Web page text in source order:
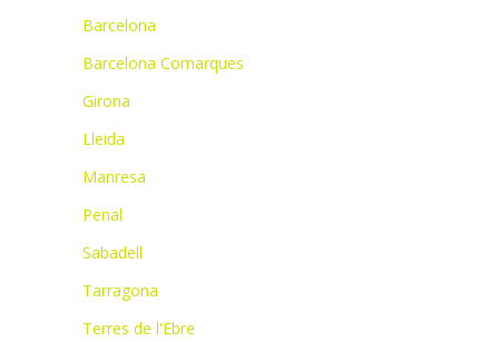
Barcelona
Barcelona Comarques
Girona
Lleida
Manresa
Penal
Sabadell
Tarragona
Terres de l'Ebre